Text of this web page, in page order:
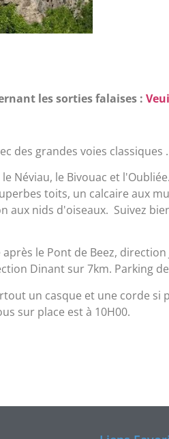
les sorties falaises :
des grandes voies classiques .
Néviau, le Bivouac et
toits, un calcaire aux
aux nids d'oiseaux. Suivez
après le Pont de Beez,
Dinant sur 7km. Parking
un casque et une corde si
sur place est à 10H00.